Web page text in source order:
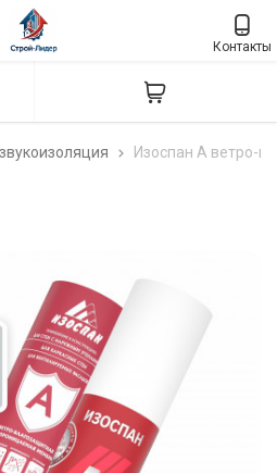
Контакты
Изоспан А ветро-